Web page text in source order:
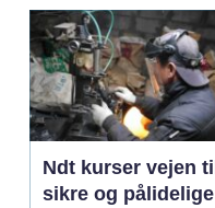
Ndt kurser vejen til
sikre og pålidelige